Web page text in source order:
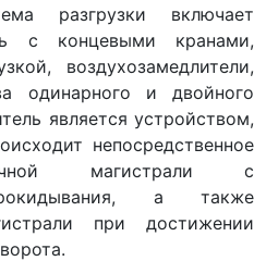
разгрузки включает
с концевыми кранами,
воздухозамедлители,
одинарного и двойного
является устройством,
непосредственное
магистрали с
а также
при достижении